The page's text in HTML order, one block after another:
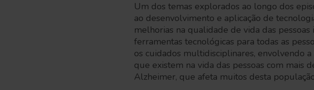
Um dos temas explorados ao longo dos
ao desenvolvimento e aplicação de
melhorias na qualidade de vida das pessoas
ferramentas tecnológicas para todas as
os cuidados multidisciplinares, envolvendo
que existem na vida das pessoas com mais
Alzheimer, que afeta muitos desta